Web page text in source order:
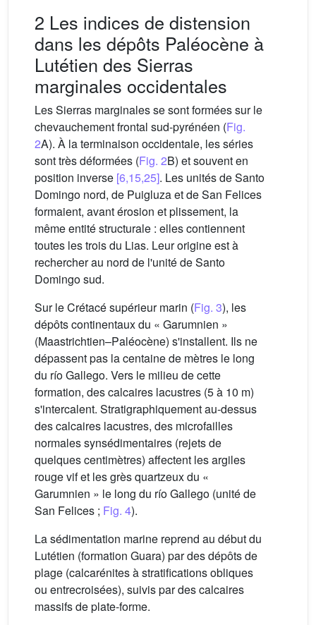
2 Les indices de distension
dans les dépôts Paléocène à
Lutétien des Sierras
marginales occidentales
Les Sierras marginales se sont formées sur le
chevauchement frontal sud-pyrénéen (Fig.
2A). À la terminaison occidentale, les séries
sont très déformées (Fig. 2B) et souvent en
position inverse [6,15,25]. Les unités de Santo
Domingo nord, de Puigluza et de San Felices
formaient, avant érosion et plissement, la
même entité structurale : elles contiennent
toutes les trois du Lias. Leur origine est à
rechercher au nord de l'unité de Santo
Domingo sud.
Sur le Crétacé supérieur marin (Fig. 3), les
dépôts continentaux du « Garumnien »
(Maastrichtien–Paléocène) s'installent. Ils ne
dépassent pas la centaine de mètres le long
du río Gallego. Vers le milieu de cette
formation, des calcaires lacustres (5 à 10 m)
s'intercalent. Stratigraphiquement au-dessus
des calcaires lacustres, des microfailles
normales synsédimentaires (rejets de
quelques centimètres) affectent les argiles
rouge vif et les grès quartzeux du «
Garumnien » le long du río Gallego (unité de
San Felices ; Fig. 4).
La sédimentation marine reprend au début du
Lutétien (formation Guara) par des dépôts de
plage (calcarénites à stratifications obliques
ou entrecroisées), suivis par des calcaires
massifs de plate-forme.